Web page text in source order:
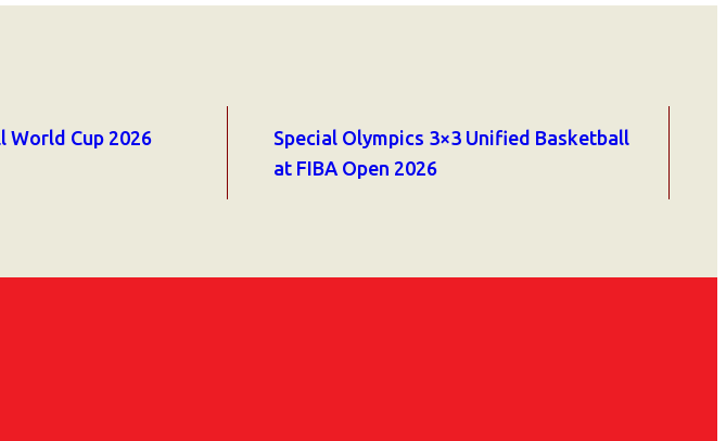
World Cup 2026
Special Olympics 3×3 Unified Basketball
at FIBA Open 2026